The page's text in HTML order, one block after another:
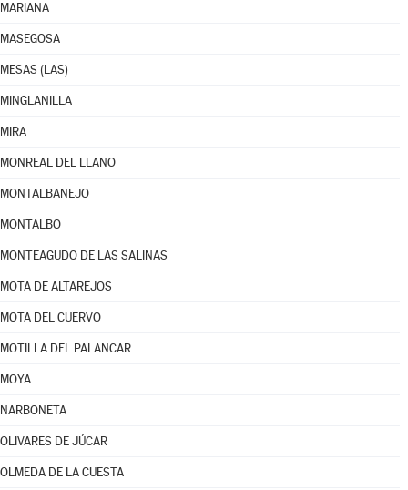
MARIANA
MASEGOSA
MESAS (LAS)
MINGLANILLA
MIRA
MONREAL DEL LLANO
MONTALBANEJO
MONTALBO
MONTEAGUDO DE LAS SALINAS
MOTA DE ALTAREJOS
MOTA DEL CUERVO
MOTILLA DEL PALANCAR
MOYA
NARBONETA
OLIVARES DE JÚCAR
OLMEDA DE LA CUESTA